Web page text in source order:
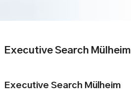
Executive Search Mülheim
Executive Search Mülheim